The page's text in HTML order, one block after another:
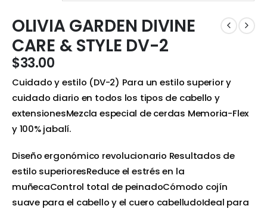
OLIVIA GARDEN DIVINE
CARE & STYLE DV-2
$33.00
Cuidado y estilo (DV-2) Para un estilo superior y
cuidado diario en todos los tipos de cabello y
extensionesMezcla especial de cerdas Memoria-Flex
y 100% jabalí.
Diseño ergonómico revolucionario Resultados de
estilo superioresReduce el estrés en la
muñecaControl total de peinadoCómodo cojín
suave para el cabello y el cuero cabelludoIdeal para